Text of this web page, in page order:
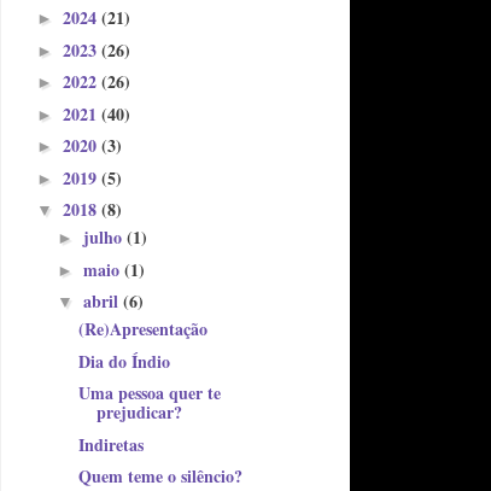
► 2024(21)
► 2023(26)
► 2022(26)
► 2021 (40)
► 2020(3)
► 2019(5)
▼ 2018(8)
► julho(1)
► maio(1)
▼ abril(6)
(Re)Apresentação
Dia do Índio
Uma pessoa quer te
prejudicar?
Indiretas
Quem teme o silêncio?